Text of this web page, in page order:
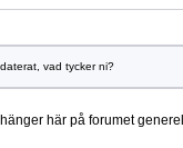
vad tycker ni?
här på forumet